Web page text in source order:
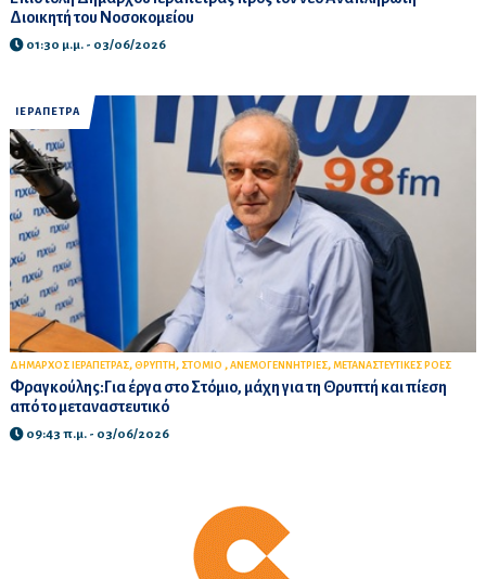
Διοικητή του Νοσοκομείου
01:30 μ.μ. - 03/06/2026
ΙΕΡΑΠΕΤΡΑ
ΔΗΜΑΡΧΟΣ ΙΕΡΑΠΕΤΡΑΣ, ΘΡΥΠΤΗ , ΣΤΟΜΙΟ , ΑΝΕΜΟΓΕΝΝΗΤΡΙΕΣ, ΜΕΤΑΝΑΣΤΕΥΤΙΚΕΣ ΡΟΕΣ
Φραγκούλης:Για έργα στο Στόμιο, μάχη για τη Θρυπτή και πίεση
από το μεταναστευτικό
09:43 π.μ. - 03/06/2026